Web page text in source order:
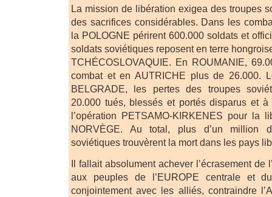
La mission de libération exigea des troupes
des sacrifices considérables. Dans les
la POLOGNE périrent 600.000 soldats et
soldats soviétiques reposent en terre
TCHÉCOSLOVAQUIE. En ROUMANIE,
combat et en AUTRICHE plus de 26.000.
BELGRADE, les pertes des troupes
20.000 tués, blessés et portés disparus et
l’opération PETSAMO-KIRKENES pour la
NORVÈGE. Au total, plus d’un million
soviétiques trouvèrent la mort dans les pays
Il fallait absolument achever l’écrasement de
aux peuples de l’EUROPE centrale et
conjointement avec les alliés, contraindre